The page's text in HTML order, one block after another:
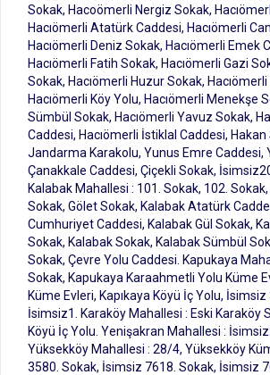
Sokak, Hacoömerli Nergiz Sokak,
Hacıömerli Atatürk Caddesi, Hacıömerli
Hacıömerli Deniz Sokak, Hacıömerli Emek
Hacıömerli Fatih Sokak, Hacıömerli Gazi
Sokak, Hacıömerli Huzur Sokak,
Hacıömerli Köy Yolu, Hacıömerli Menekşe
Sümbül Sokak, Hacıömerli Yavuz Sokak,
Caddesi, Hacıömerli İstiklal Caddesi,
Jandarma Karakolu, Yunus Emre Caddesi,
Çanakkale Caddesi, Çiçekli Sokak,
Kalabak Mahallesi : 101. Sokak, 102.
Sokak, Gölet Sokak, Kalabak Atatürk
Cumhuriyet Caddesi, Kalabak Gül Sokak,
Sokak, Kalabak Sokak, Kalabak Sümbül
Sokak, Çevre Yolu Caddesi. Kapukaya
Sokak, Kapukaya Karaahmetli Yolu Küme
Küme Evleri, Kapıkaya Köyü İç Yolu,
İsimsiz1. Karaköy Mahallesi : Eski Karaköy
Köyü İç Yolu. Yenişakran Mahallesi :
Yüksekköy Mahallesi : 28/4, Yüksekköy
3580. Sokak, İsimsiz 7618. Sokak, İsimsiz